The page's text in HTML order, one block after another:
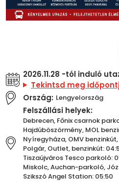
2026.11.28 -tól induló
Tekintsd meg
Ország: Lengyelország
Felszállási helyek:
Debrecen, Főnix csarnok
Hajdúböszörmény, MOL
Nyíregyháza, OMV
Polgár, Outlet, benzinkút:
Tiszaújváros Tesco parkoló:
Miskolc, Auchan-parkoló,
Szikszó Angel Station: 05:50